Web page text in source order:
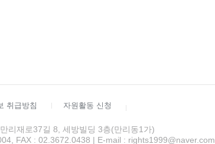
취급방침 자원활동 신청
리재로37길 8, 세방빌딩 3층(만리동1가)
FAX : 02.3672.0438 | E-mail : rights1999@naver.com